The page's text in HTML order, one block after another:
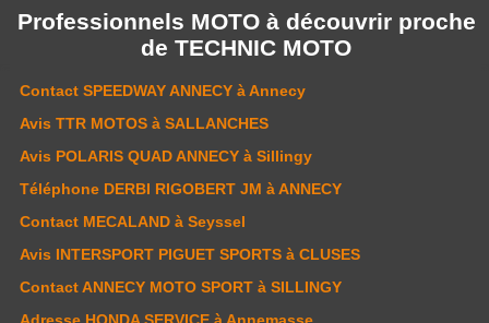
Professionnels MOTO à découvrir proche
deTECHNIC MOTO
Contact SPEEDWAY ANNECY à Annecy
Avis TTR MOTOS à SALLANCHES
Avis POLARIS QUAD ANNECY à Sillingy
Téléphone DERBI RIGOBERT JM à ANNECY
Contact MECALAND à Seyssel
Avis INTERSPORT PIGUET SPORTS à CLUSES
ContactANNECY MOTO SPORT à SILLINGY